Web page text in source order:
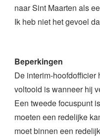
naar Sint Maarten als
Ik heb niet het gevoel
Beperkingen
De interim-
voltooid is wanneer hij
Een tweede focuspunt
moeten een redelijke
moet binnen een